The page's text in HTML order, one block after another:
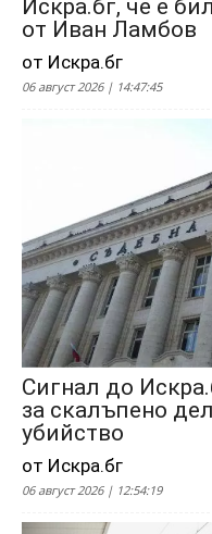
Искра.бг, че е
от Иван Ламбов
от Искра.бг
06 август 2026 | 14:47:45
Сигнал до
за скалъпено
убийство
от Искра.бг
06 август 2026 | 12:54:19